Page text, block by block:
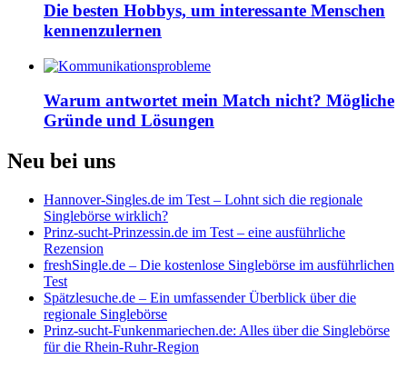
Die besten Hobbys, um interessante Menschen
kennenzulernen
Warum antwortet mein Match nicht? Mögliche
Gründe und Lösungen
Neu bei uns
Hannover-Singles.de im Test – Lohnt sich die regionale
Singlebörse wirklich?
Prinz-sucht-Prinzessin.de im Test – eine ausführliche
Rezension
freshSingle.de – Die kostenlose Singlebörse im ausführlichen
Test
Spätzlesuche.de – Ein umfassender Überblick über die
regionale Singlebörse
Prinz-sucht-Funkenmariechen.de: Alles über die Singlebörse
für die Rhein-Ruhr-Region